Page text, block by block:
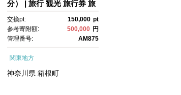
分） | 旅行 観光 旅行券 旅
行クーポン クーポン 箱根
町ふるさと納税 神奈川県
ふるさと納税 神奈川県 箱
交換pt: 150,000 pt
参考寄附額:
500,000 円
管理番号:
AM875
関東地方
神奈川県 箱根町